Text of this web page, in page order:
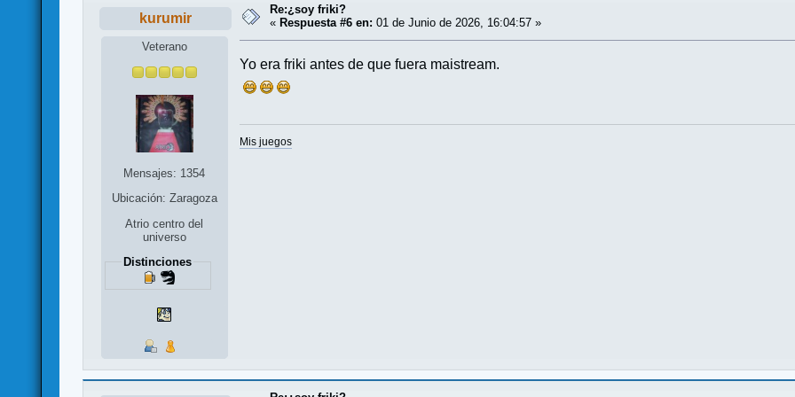
kurumir
Veterano
Mensajes: 1354
Ubicación: Zaragoza
Atrio centro del
universo
Distinciones
Re:¿soy friki?
« Respuesta #6 en: 01 de Junio de 2026, 16:04:57 »
Yo era friki antes de que fuera maistream.
Mis juegos